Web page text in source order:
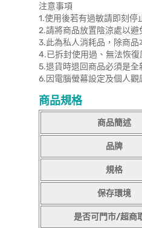
注意事項
1.使用後若有過敏請即刻停
2.請將商品放置陰涼處以避
3.此為私人消耗品，除商品
4.已拆封使用過、無法恢復
5.退貨時退回商品必須是全
6.因電腦螢幕設定及個人觀
商品規格
商品簡述
品牌
規格
保存環境
是否可門市/超商